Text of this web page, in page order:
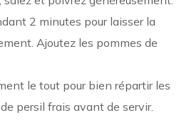
2 minutes pour laisser la
Ajoutez les pommes de
le tout pour bien répartir les
persil frais avant de servir.